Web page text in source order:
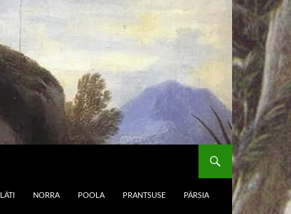
LÄTI NORRA POOLA PRANTSUSE PÄRSIA